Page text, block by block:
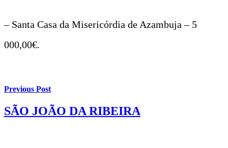
– Santa Casa da Misericórdia de Azambuja – 5
000,00€.
Previous Post
SÃO JOÃO DA RIBEIRA